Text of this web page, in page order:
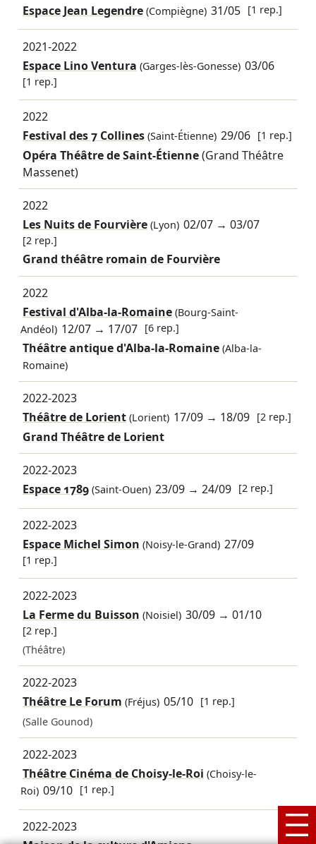
Espace Jean Legendre(Compiègne) 31/05 [1 rep.]
2021-2022
Espace Lino Ventura (Garges-lès-Gonesse) 03/06
[1 rep.]
2022
Festival des 7 Collines(Saint-Étienne) 29/06 [1 rep.]
Opéra Théâtre de Saint-Étienne(Grand Théâtre
Massenet)
2022
Les Nuits de Fourvière(Lyon) 02/07 →03/07
[2 rep.]
Grand théâtre romain de Fourvière
2022
Festival d'Alba-la-Romaine(Bourg-Saint-
Andéol) 12/07 → 17/07 [6 rep.]
Théâtre antique d'Alba-la-Romaine (Alba-la-
Romaine)
2022-2023
Théâtre de Lorient(Lorient) 17/09 → 18/09 [2 rep.]
Grand Théâtre de Lorient
2022-2023
Espace 1789(Saint-Ouen) 23/09 →24/09 [2 rep.]
2022-2023
Espace Michel Simon (Noisy-le-Grand) 27/09
[1 rep.]
2022-2023
La Ferme du Buisson (Noisiel) 30/09 →01/10
[2 rep.]
(Théâtre)
2022-2023
Théâtre Le Forum (Fréjus) 05/10 [1 rep.]
(Salle Gounod)
2022-2023
Théâtre Cinéma de Choisy-le-Roi (Choisy-le-
Roi) 09/10 [1 rep.]
2022-2023